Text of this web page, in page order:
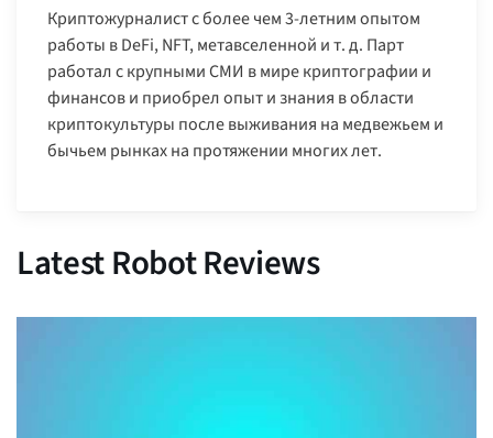
Криптожурналист с более чем 3-летним опытом
работы в DeFi, NFT, метавселенной и т. д. Парт
работал с крупными СМИ в мире криптографии и
финансов и приобрел опыт и знания в области
криптокультуры после выживания на медвежьем и
бычьем рынках на протяжении многих лет.
Latest Robot Reviews